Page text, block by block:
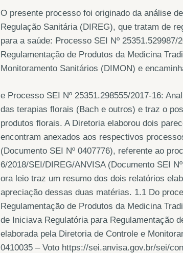
O presente processo foi originado da análise
Regulação Sanitária (DIREG), que tratam de
para a saúde: Processo SEI Nº
Regulamentação de Produtos da Medicina
Monitoramento Sanitários (DIMON) e
e Processo SEI Nº 25351.298555/2017-16:
das terapias florais (Bach e outros) e traz o
produtos florais. A Diretoria elaborou dois
encontram anexados aos respectivos
(Documento SEI Nº 0407776), referente ao
6/2018/SEI/DIREG/ANVISA (Documento SEI
ora leio traz um resumo dos dois relatórios
apreciação dessas duas matérias. 1.1 Do
Regulamentação de Produtos da Medicina
de Iniciava Regulatória para Regulamentação
elaborada pela Diretoria de Controle e
0410035 – Voto https://sei.anvisa.gov.br/sei/